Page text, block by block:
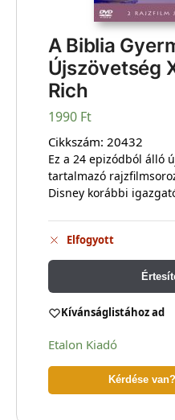
A Biblia
Újszövetség
Rich
1990 Ft
Cikkszám: 20432
Ez a 24 epizódból álló
tartalmazó
Disney korábbi
Elfogyott
Kívánságlistához ad
Etalon Kiadó
Kérdése